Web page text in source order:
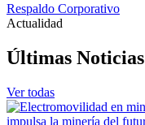
Respaldo Corporativo
Actualidad
Últimas Noticias
Ver todas